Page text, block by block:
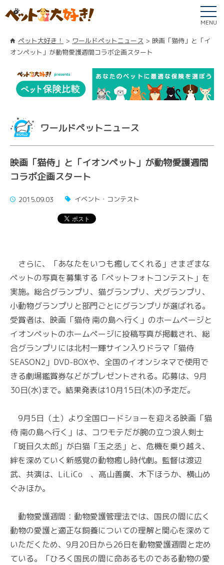
MENU
ペット大好き！ ワールドペットニュース
映画「猫侍」と「イ
オンペット」が動物愛護週間コラボ企画スタート
ワールドペットニュース
映画「猫侍」と「イオンペット」が動物愛護週間
コラボ企画スタート
2015.09.03 イベント・コンテスト
さらに、「あなたをいつも癒してくれる」さまざまな
ペットの写真を募集する「ペットフォトコンテスト」を
実施。総合グランプリ、猫グランプリ、犬グランプリ、
小動物グランプリと部門ごとにグランプリが選ばれる。
受賞者は、映画「猫侍 南の島へ行く」のホームページと
イオンペットのホームページに投稿写真が掲載され、総
合グランプリには北村一輝サイン入りドラマ「猫侍
SEASON2」DVD-BOXや、全国のイオンシネマで使用で
きる劇場鑑賞券などがプレゼントされる。応募は、9月
30日(水)まで。結果発表は10月15日(木)の予定だ。
9月5日（土）より全国ロードショーを迎える映画「猫
侍 南の島へ行く」は、コワモテだが腕の立つ浪人剣士
「斑目久太郎」が白猫「玉之丞」と、危機を乗り越え、
絆を深めていく新感覚の動物癒し時代劇。監督は渡辺
武、共演は、LiLiCo 、高山善廣、木下ほうか、横山め
ぐみほか。
動物愛護週間：動物愛護管理法では、国民の間に広く
動物の愛護と適正な飼養についての理解と関心を深めて
いただくため、9月20日から26日を動物愛護週間と定め
ている。「ひろく国民の間に命あるものである動物の愛